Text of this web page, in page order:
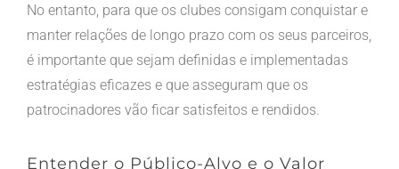
No entanto, para que os clubes consigam conquistar e
manter relações de longo prazo com os seus parceiros,
é importante que sejam definidas e implementadas
estratégias eficazes e que asseguram que os
patrocinadores vão ficar satisfeitos e rendidos.
Entender o Público-Alvo e o Valor